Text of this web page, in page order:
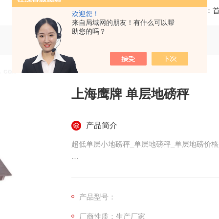
欢迎您！
来自局域网的朋友！有什么可以帮
助您的吗？
当前位置：
上海鹰牌 单层地磅秤
产品简介
超低单层小地磅秤_单层地磅秤_单层地磅价
从根本上解决了全钢结构超低小地泵使用过
形、免维护。适用为公用磅站、化工企业、
产品型号：
厂商性质：生产厂家